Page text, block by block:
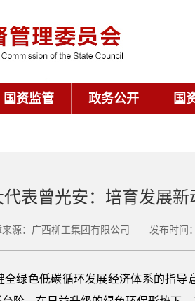
国资监管 政务公开 国
代表曾光安：培育发展
来源：广西柳工集团有限公司 发布时间：
绿色低碳循环发展经济体系的指